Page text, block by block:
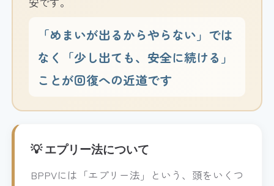
「めまいが出るからやらない」では
なく「少し出ても、安全に続ける」
ことが回復への近道です
💡 エプリー法について
BPPVには「エプリー法」という、頭をいくつ